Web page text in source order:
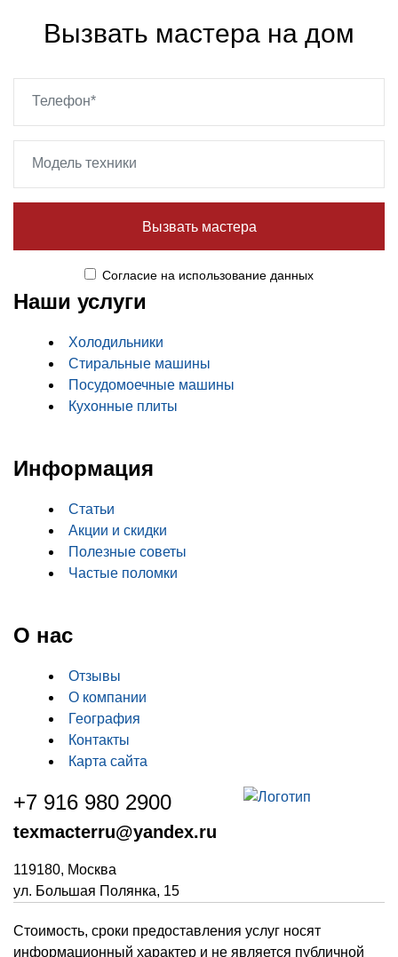
Вызвать мастера на дом
Вызвать мастера
Cогласие на использование данных
Наши услуги
Холодильники
Стиральные машины
Посудомоечные машины
Кухонные плиты
Информация
Статьи
Акции и скидки
Полезные советы
Частые поломки
О нас
Отзывы
О компании
География
Контакты
Карта сайта
+7 916 980 2900
texmacterru@yandex.ru
119180, Москва
ул. Большая Полянка, 15
Стоимость, сроки предоставления услуг носят
информационный характер и не является публичной